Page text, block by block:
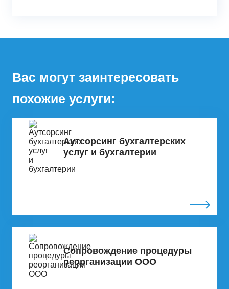
Вас могут заинтересовать
похожие услуги:
Аутсорсинг бухгалтерских
услуг и бухгалтерии
Сопровождение процедуры
реорганизации ООО